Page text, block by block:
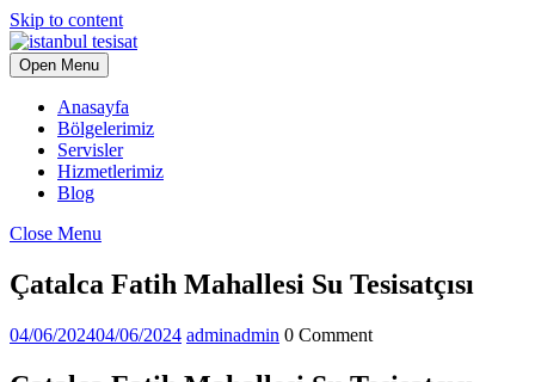
Skip to content
Open Menu
Anasayfa
Bölgelerimiz
Servisler
Hizmetlerimiz
Blog
Close Menu
Çatalca Fatih Mahallesi Su Tesisatçısı
04/06/202404/06/2024 adminadmin 0 Comment